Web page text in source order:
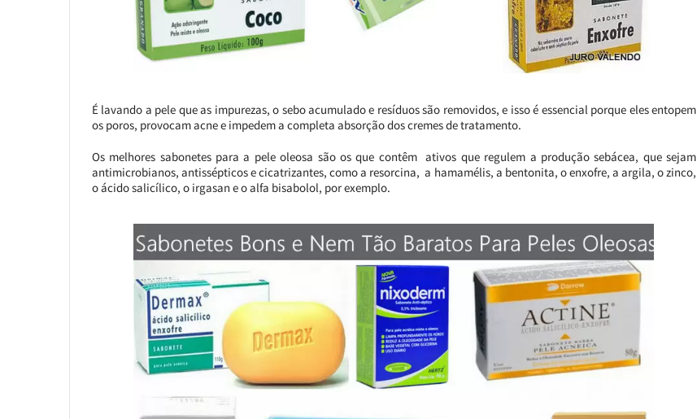
É lavando a pele que as impurezas, o sebo acumulado e resíduos são removidos, e isso é essencial porque eles entopem
os poros, provocam acne e impedem a completa absorção dos cremes de tratamento.
Os melhores sabonetes para a pele oleosa são os que contêm ativos que regulem a produção sebácea, que sejam
antimicrobianos, antissépticos e cicatrizantes, como a resorcina, a hamamélis, a bentonita, o enxofre, a argila, o zinco,
o ácido salicílico, o irgasan e o alfa bisabolol, por exemplo.